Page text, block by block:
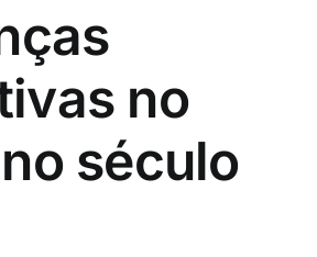
no
século